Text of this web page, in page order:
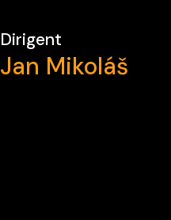
Dirigent
Jan Mikoláš